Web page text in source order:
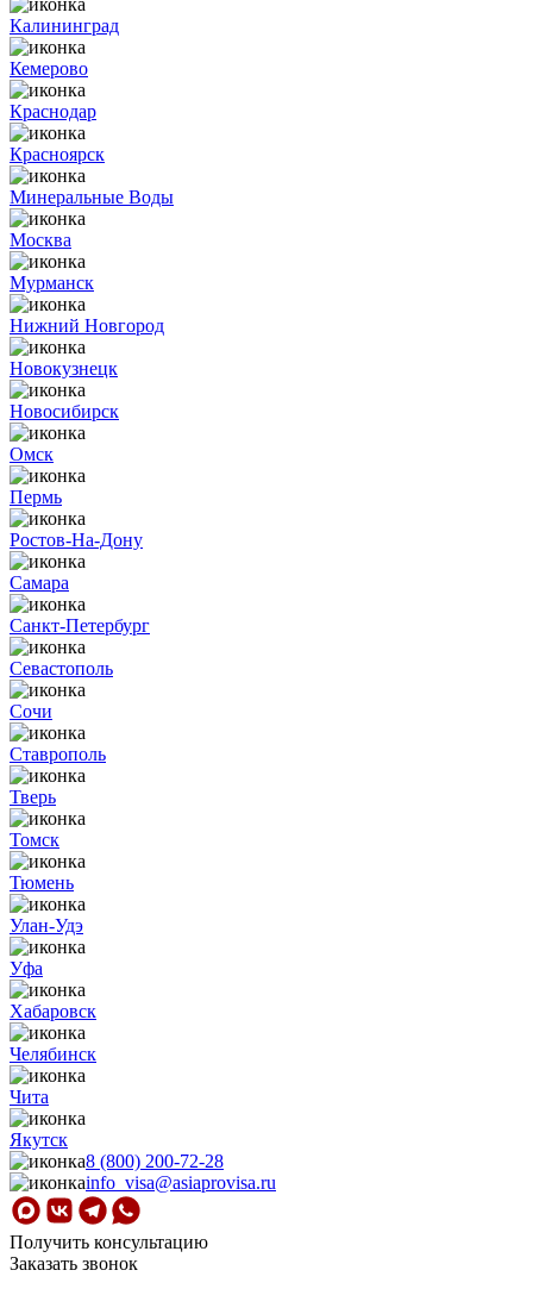
Калининград
Кемерово
Краснодар
Красноярск
Минеральные Воды
Москва
Мурманск
Нижний Новгород
Новокузнецк
Новосибирск
Омск
Пермь
Ростов-На-Дону
Самара
Санкт-Петербург
Севастополь
Сочи
Ставрополь
Тверь
Томск
Тюмень
Улан-Удэ
Уфа
Хабаровск
Челябинск
Чита
Якутск
8 (800) 200-72-28
info_visa@asiaprovisa.ru
Получить консультацию
Заказать звонок